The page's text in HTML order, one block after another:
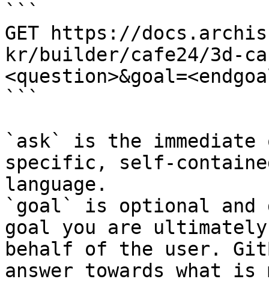
```
GET https://
kr/builder/cafe24/3d-
```
`ask` is the
specific, self-
language.
`goal` is optional and
goal you are
behalf of the user.
answer towards what